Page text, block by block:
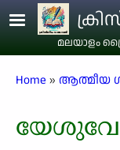
Skip to main
മലയാളം
Home ആത്മീയ
യേശുവേ